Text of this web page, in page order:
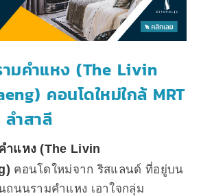
มคำแหง (The Livin
คอนโดใหม่ใกล้ MRT
ำสาลี
ำแหง (The Livin
คอนโดใหม่จาก ริสแลนด์ ที่อยู่บน
ถนนรามคำแหง เอาใจกลุ่ม